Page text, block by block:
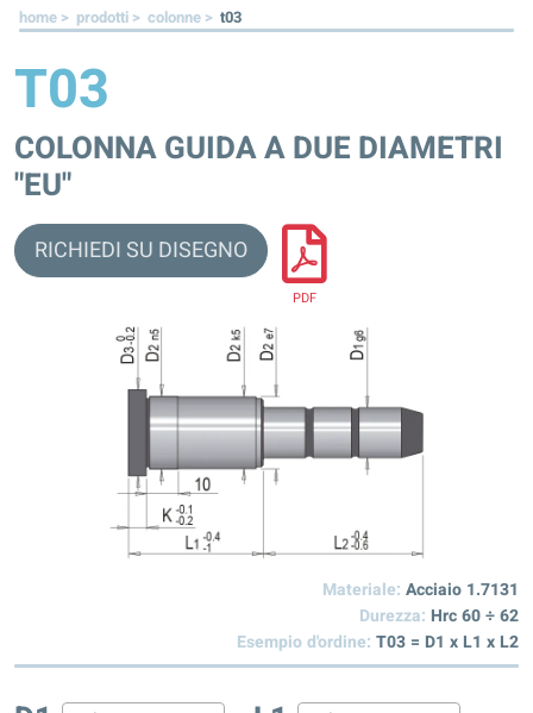
home > prodotti > colonne > t03
T03
COLONNA GUIDA A DUE DIAMETRI
"EU"
RICHIEDI SU DISEGNO
PDF
Materiale: Acciaio 1.7131
Durezza: Hrc 60 ÷ 62
Esempio d'ordine: T03 = D1 x L1 x L2